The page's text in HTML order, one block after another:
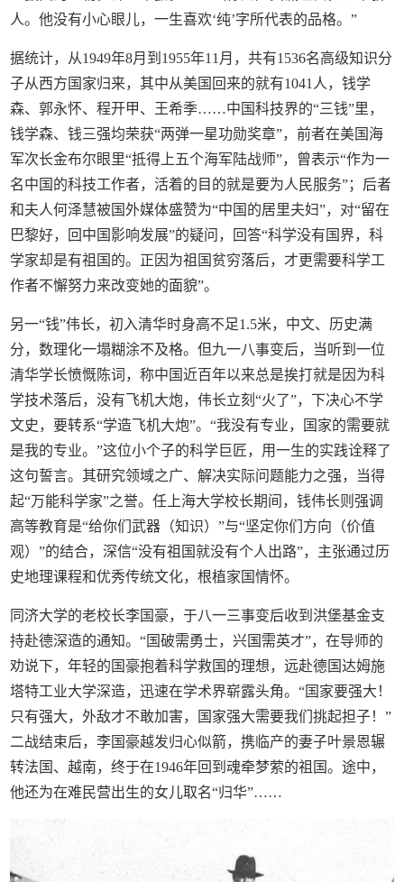
人。他没有小心眼儿，一生喜欢‘纯’字所代表的品格。”
据统计，从1949年8月到1955年11月，共有1536名高级知识分
子从西方国家归来，其中从美国回来的就有1041人，钱学
森、郭永怀、程开甲、王希季……中国科技界的“三钱”里，
钱学森、钱三强均荣获“两弹一星功勋奖章”，前者在美国海
军次长金布尔眼里“抵得上五个海军陆战师”，曾表示“作为一
名中国的科技工作者，活着的目的就是要为人民服务”；后者
和夫人何泽慧被国外媒体盛赞为“中国的居里夫妇”，对“留在
巴黎好，回中国影响发展”的疑问，回答“科学没有国界，科
学家却是有祖国的。正因为祖国贫穷落后，才更需要科学工
作者不懈努力来改变她的面貌”。
另一“钱”伟长，初入清华时身高不足1.5米，中文、历史满
分，数理化一塌糊涂不及格。但九一八事变后，当听到一位
清华学长愤慨陈词，称中国近百年以来总是挨打就是因为科
学技术落后，没有飞机大炮，伟长立刻“火了”，下决心不学
文史，要转系“学造飞机大炮”。“我没有专业，国家的需要就
是我的专业。”这位小个子的科学巨匠，用一生的实践诠释了
这句誓言。其研究领域之广、解决实际问题能力之强，当得
起“万能科学家”之誉。任上海大学校长期间，钱伟长则强调
高等教育是“给你们武器（知识）”与“坚定你们方向（价值
观）”的结合，深信“没有祖国就没有个人出路”，主张通过历
史地理课程和优秀传统文化，根植家国情怀。
同济大学的老校长李国豪，于八一三事变后收到洪堡基金支
持赴德深造的通知。“国破需勇士，兴国需英才”，在导师的
劝说下，年轻的国豪抱着科学救国的理想，远赴德国达姆施
塔特工业大学深造，迅速在学术界崭露头角。“国家要强大！
只有强大，外敌才不敢加害，国家强大需要我们挑起担子！”
二战结束后，李国豪越发归心似箭，携临产的妻子叶景恩辗
转法国、越南，终于在1946年回到魂牵梦萦的祖国。途中，
他还为在难民营出生的女儿取名“归华”……